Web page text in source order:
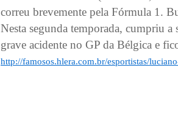
correu brevemente pela Fórmula 1.
Nesta segunda temporada, cumpriu
grave acidente no GP da Bélgica e
http://famosos.hlera.com.br/esportistas/